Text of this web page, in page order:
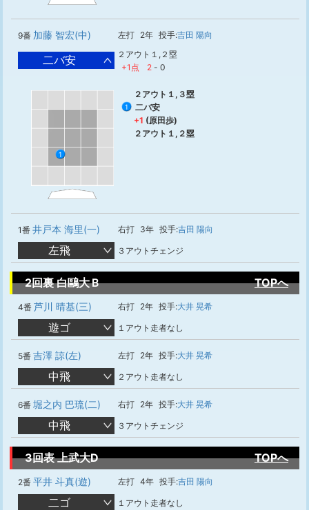
9番 加藤 智宏(中) 左打 2年 投手:吉田 陽向
二バ安
２アウト１,２塁
+1点
2 - 0
1
２アウト１,３塁
1
二バ安
+1 (原田歩)
２アウト１,２塁
1番 井戸本 海里(一) 右打 3年 投手:吉田 陽向
左飛 ３アウトチェンジ
2回裏 白鷗大Ｂ TOPへ
4番 芦川 晴基(三) 右打 2年 投手:大井 晃希
遊ゴ １アウト走者なし
5番 吉澤 諒(左) 左打 2年 投手:大井 晃希
中飛 ２アウト走者なし
6番 堀之内 巴琉(二) 右打 2年 投手:大井 晃希
中飛 ３アウトチェンジ
3回表 上武大D TOPへ
2番 平井 斗真(遊) 左打 4年 投手:吉田 陽向
二ゴ １アウト走者なし